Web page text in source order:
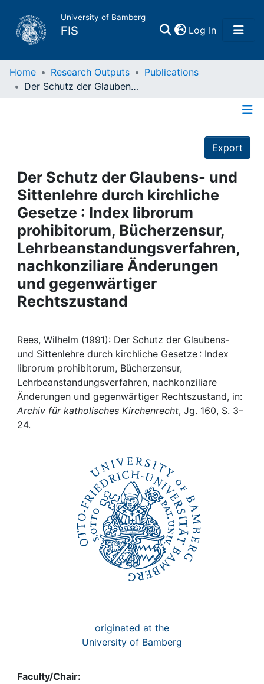
University of Bamberg
FIS Log In(current)
Home
Projects
People
Institutions
Awards
My FIS
Home Research Outputs
Publications
Der Schutz der Glaubens- und Sittenlehre durch kirchliche Gesetze : Index librorum prohibitorum, Bücherzensur, Lehrbeanstandungsverfahren, nachkonziliare Änderungen und gegenwärtiger Rechtszustand
Export
Der Schutz der Glaubens- und
Sittenlehre durch kirchliche
Gesetze : Index librorum
prohibitorum, Bücherzensur,
Lehrbeanstandungsverfahren,
nachkonziliare Änderungen
und gegenwärtiger
Rechtszustand
Rees, Wilhelm (1991): Der Schutz der Glaubens-
und Sittenlehre durch kirchliche Gesetze : Index
librorum prohibitorum, Bücherzensur,
Lehrbeanstandungsverfahren, nachkonziliare
Änderungen und gegenwärtiger Rechtszustand, in:
Archiv für katholisches Kirchenrecht, Jg. 160, S. 3–
24.
originated at the
University of Bamberg
Faculty/Chair: